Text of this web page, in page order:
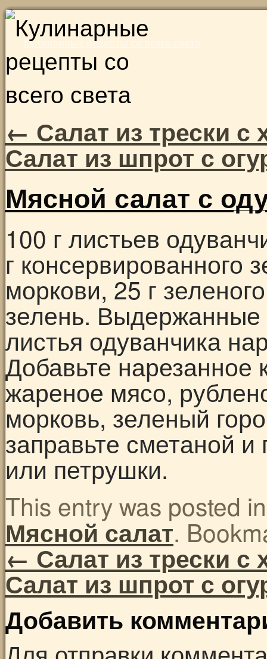
Кулинарные рецепты со всего света
Skip
content
← Салат из трески с
Салат из шпрот с
Мясной салат с
100 г листьев
г консервированного
моркови, 25 г
зелень. Выдержанные
листья одуванчика
Добавьте нарезанное
жареное мясо,
морковь, зеленый
заправьте сметаной
или петрушки.
This entry was posted
Мясной салат.
←Салат из трески с
Салат из шпрот с
Добавить